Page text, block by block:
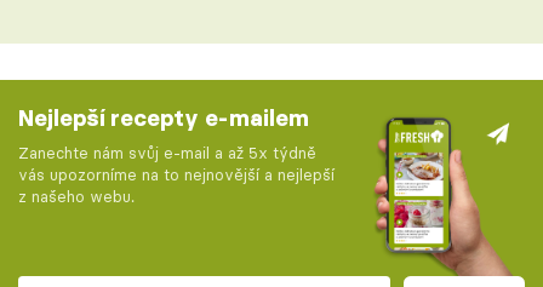
Nejlepší recepty e-mailem
Zanechte nám svůj e-mail a až 5x týdně
vás upozorníme na to nejnovější a nejlepší
z našeho webu.